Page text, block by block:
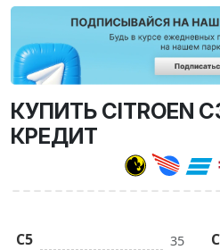
КУПИТЬ CITROEN
КРЕДИТ
C5 35